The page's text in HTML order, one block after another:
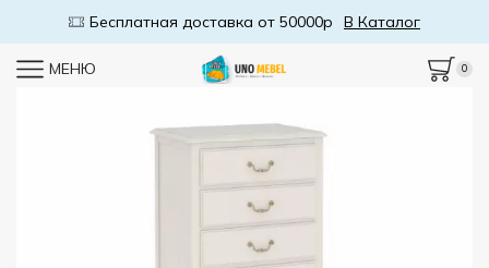
Бесплатная доставка от 50000р В Каталог
МЕНЮ 0